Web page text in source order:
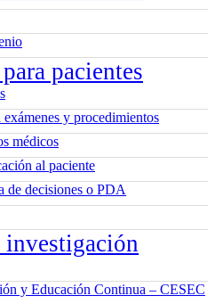
pacientes
exámenes y procedimientos
médicos
al paciente
de decisiones o PDA
investigación
y Educación Continua – CESEC